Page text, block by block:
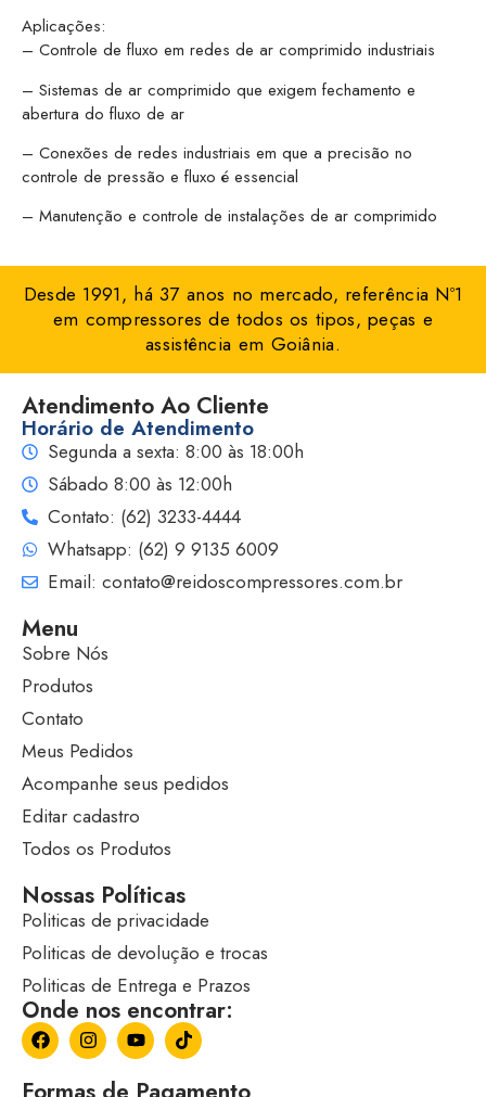
Aplicações:
– Controle de fluxo em redes de ar comprimido industriais
– Sistemas de ar comprimido que exigem fechamento e
abertura do fluxo de ar
– Conexões de redes industriais em que a precisão no
controle de pressão e fluxo é essencial
– Manutenção e controle de instalações de ar comprimido
Desde 1991, há 37 anos no mercado, referência Nº1
em compressores de todos os tipos, peças e
assistência em Goiânia.
Atendimento Ao Cliente
Horário de Atendimento
Segunda a sexta: 8:00 às 18:00h
Sábado 8:00 às 12:00h
Contato: (62) 3233-4444
Whatsapp: (62) 9 9135 6009
Email: contato@reidoscompressores.com.br
Menu
Sobre Nós
Produtos
Contato
Meus Pedidos
Acompanhe seus pedidos
Editar cadastro
Todos os Produtos
Nossas Políticas
Politicas de privacidade
Politicas de devolução e trocas
Politicas de Entrega e Prazos
Onde nos encontrar: